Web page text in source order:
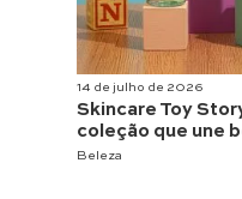
14 de julho de 2026
Skincare Toy
coleção que une
Beleza